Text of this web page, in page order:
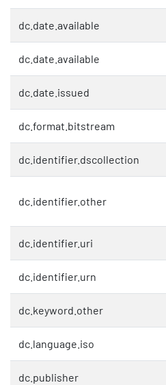
dc.date.available
dc.date.available
dc.date.issued
dc.format.bitstream
dc.identifier.dscollection
dc.identifier.other
dc.identifier.uri
dc.identifier.urn
dc.keyword.other
dc.language.iso
dc.publisher